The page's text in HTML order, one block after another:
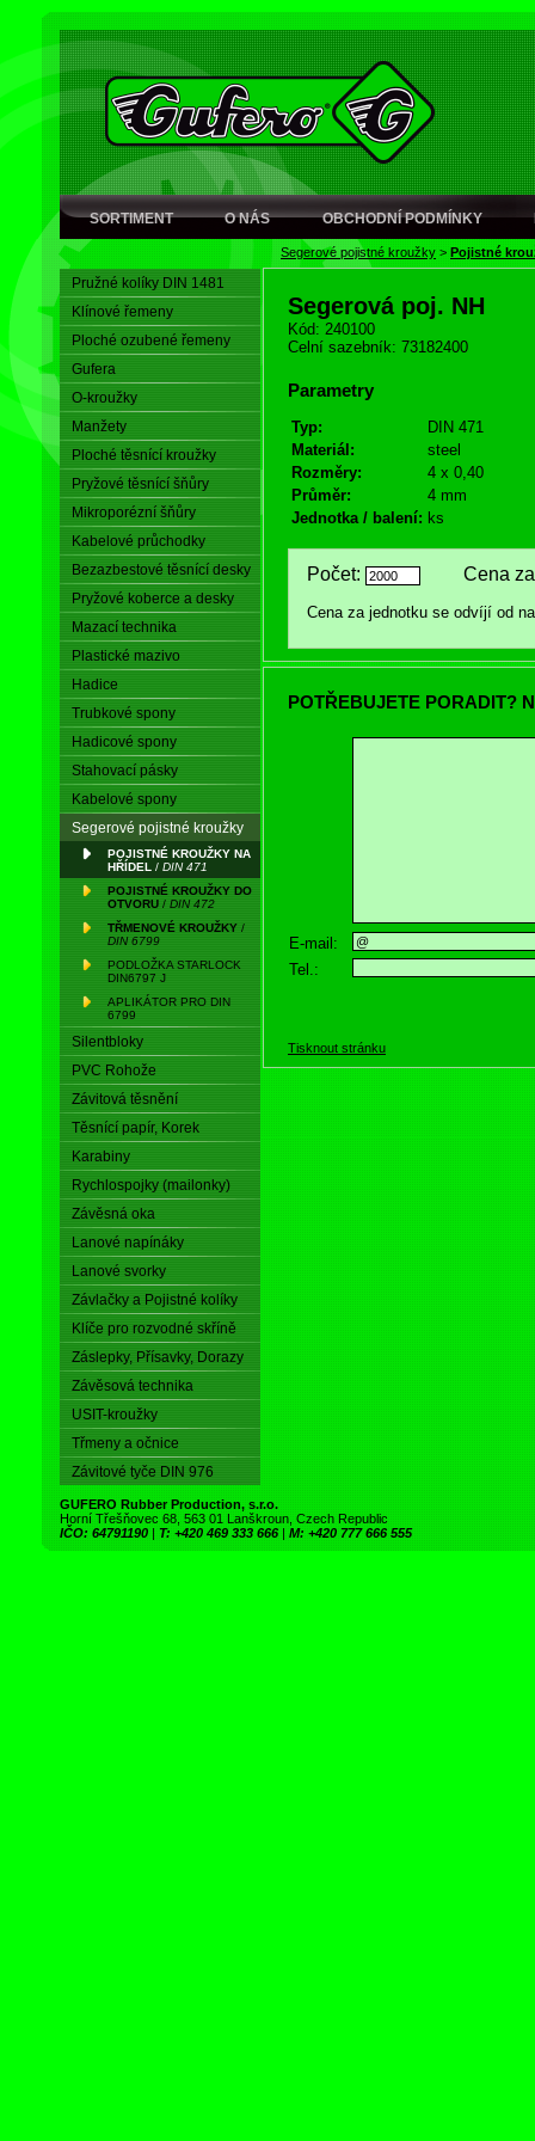
SORTIMENT O NÁS OBCHODNÍ PODMÍNKY
Segerové pojistné kroužky > Pojistné
Pružné kolíky DIN 1481
Klínové řemeny
Ploché ozubené řemeny
Gufera
O-kroužky
Manžety
Ploché těsnící kroužky
Pryžové těsnící šňůry
Mikroporézní šňůry
Kabelové průchodky
Bezazbestové těsnící desky
Pryžové koberce a desky
Mazací technika
Plastické mazivo
Hadice
Trubkové spony
Hadicové spony
Stahovací pásky
Kabelové spony
Segerové pojistné kroužky
POJISTNÉ KROUŽKY NA
HŘÍDEL / DIN 471
POJISTNÉ KROUŽKY DO
OTVORU / DIN 472
TŘMENOVÉ KROUŽKY /
DIN 6799
PODLOŽKA STARLOCK
DIN6797 J
APLIKÁTOR PRO DIN
6799
Silentbloky
PVC Rohože
Závitová těsnění
Těsnící papír, Korek
Karabiny
Rychlospojky (mailonky)
Závěsná oka
Lanové napínáky
Lanové svorky
Závlačky a Pojistné kolíky
Klíče pro rozvodné skříně
Záslepky, Přísavky, Dorazy
Závěsová technika
USIT-kroužky
Třmeny a očnice
Závitové tyče DIN 976
Segerová poj. NH
Kód: 240100
Celní sazebník: 73182400
Parametry
Typ:
DIN 471
Materiál:
steel
Rozměry:
4 x 0,40
Průměr:
4 mm
Jednotka / balení: ks
Počet: Cena za
Cena za jednotku se odvíjí od
POTŘEBUJETE PORADIT?
E-mail:
Tel.:
Tisknout stránku
GUFERO Rubber Production, s.r.o.
Horní Třešňovec 68, 563 01 Lanškroun, Czech Republic
IČO: 64791190 | T: +420 469 333 666 | M: +420 777 666 555